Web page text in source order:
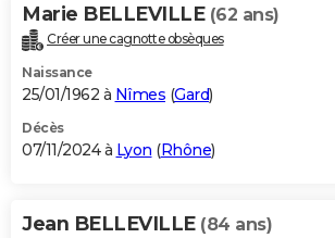
Marie BELLEVILLE (62 ans)
Créer une cagnotte obsèques
Naissance
25/01/1962 à Nîmes (Gard)
Décès
07/11/2024 à Lyon (Rhône)
Jean BELLEVILLE (84 ans)